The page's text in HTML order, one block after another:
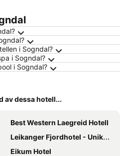
i Sogndal?
i Sogndal?
i Sogndal?
av dessa hotell...
Best Western Laegreid Hotell
Leikanger Fjordhotel - Unike Hoteller
Eikum Hotel